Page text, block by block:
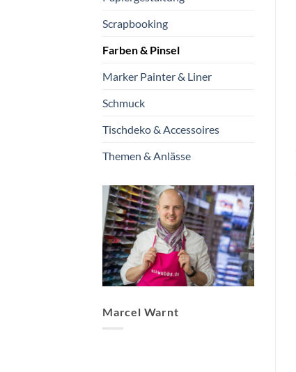
Scrapbooking
Farben & Pinsel
Marker Painter & Liner
Schmuck
Tischdeko & Accessoires
Themen & Anlässe
Marcel Warnt